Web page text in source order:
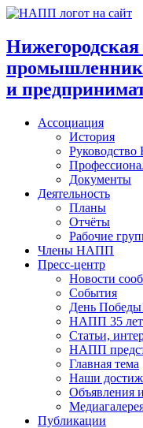
Перейти
содержимому
и
Ассоциация
История
Документы
Деятельность
Планы
Отчёты
Рабочие
Члены НАПП
Пресс-центр
Новости
События
День
НАПП 35 лет
Статьи,
НАПП
Главная тема
Наши
Объявления
Публикации